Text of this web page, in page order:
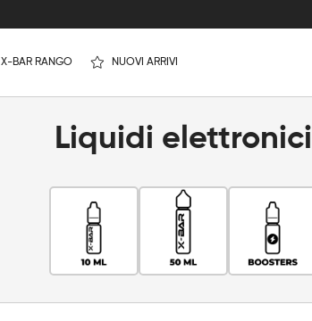
X-BAR RANGO NUOVI ARRIVI
Liquidi elettronici